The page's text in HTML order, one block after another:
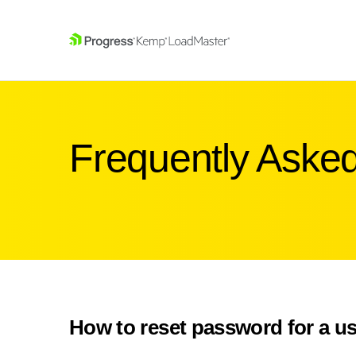
Frequently
How to reset password for a